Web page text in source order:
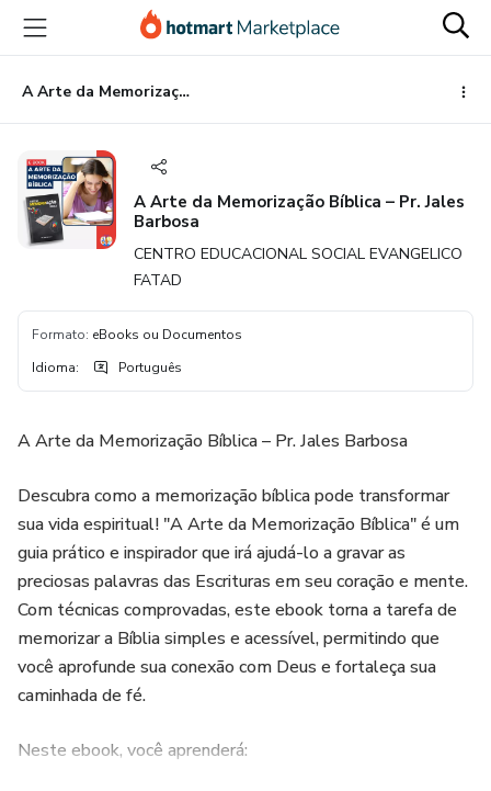
para
conteúdo
principal
para
pagamento
para
rodapé
A Arte da Memorização Bíblica – Pr. Jales Barbosa
A Arte da Memorização Bíblica – Pr. Jales
Barbosa
CENTRO EDUCACIONAL SOCIAL EVANGELICO
FATAD
Formato: eBooks ou Documentos
Idioma: Português
A Arte da Memorização Bíblica – Pr. Jales Barbosa
Descubra como a memorização bíblica pode transformar
sua vida espiritual! "A Arte da Memorização Bíblica" é um
guia prático e inspirador que irá ajudá-lo a gravar as
preciosas palavras das Escrituras em seu coração e mente.
Com técnicas comprovadas, este ebook torna a tarefa de
memorizar a Bíblia simples e acessível, permitindo que
você aprofunde sua conexão com Deus e fortaleça sua
caminhada de fé.
Neste ebook, você aprenderá: